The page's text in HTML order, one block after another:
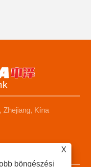
Zhejiang, Kína
X
böngészési